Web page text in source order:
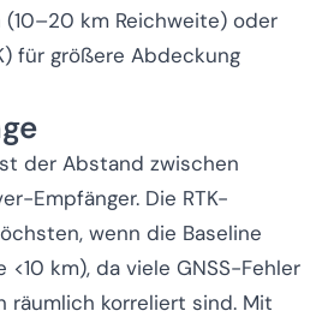
km Reichweite) oder
für größere Abdeckung
der Abstand zwischen
Empfänger. Die RTK-
wenn die Baseline
km), da viele GNSS-Fehler
räumlich korreliert sind. Mit